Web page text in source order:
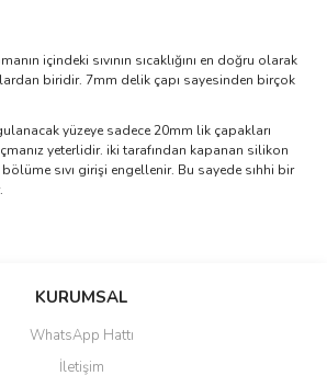
içindeki sıvının sıcaklığını en doğru olarak
biridir. 7mm delik çapı sayesinden birçok
yüzeye sadece 20mm lik çapakları
yeterlidir. iki tarafından kapanan silikon
sıvı girişi engellenir. Bu sayede sıhhi bir
ürüne ilk yorumu siz yapın!
Yorum Yaz
bozuk veya görüntülenemiyor.
KURUMSAL
WhatsApp Hattı
İletişim